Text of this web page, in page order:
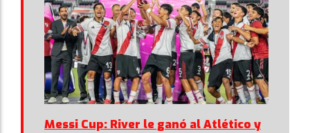
Messi Cup: River le ganó al Atlético y